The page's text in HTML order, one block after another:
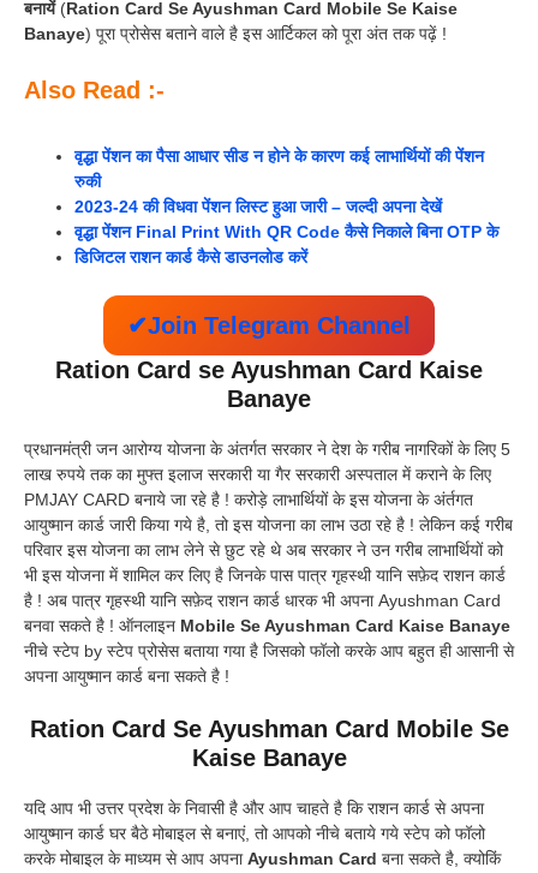
बनायें(Ration Card Se Ayushman Card Mobile Se Kaise
Banaye) पूरा प्रोसेस बताने वाले है इस आर्टिकल को पूरा अंत तक पढ़ें !
Also Read :-
वृद्धा पेंशन का पैसा आधार सीड न होने के कारण कई लाभार्थियों की पेंशन
रुकी
2023-24 की विधवा पेंशन लिस्ट हुआ जारी – जल्दी अपना देखें
वृद्धा पेंशन Final Print With QR Code कैसे निकाले बिना OTP के
डिजिटल राशन कार्ड कैसे डाउनलोड करें
✔Join Telegram Channel
Ration Card se Ayushman Card Kaise
Banaye
प्रधानमंत्री जन आरोग्य योजना के अंतर्गत सरकार ने देश के गरीब नागरिकों के लिए 5
लाख रुपये तक का मुफ्त इलाज सरकारी या गैर सरकारी अस्पताल में कराने के लिए
PMJAY CARD बनाये जा रहे है ! करोड़े लाभार्थियों के इस योजना के अंर्तगत
आयुष्मान कार्ड जारी किया गये है, तो इस योजना का लाभ उठा रहे है ! लेकिन कई गरीब
परिवार इस योजना का लाभ लेने से छुट रहे थे अब सरकार ने उन गरीब लाभार्थियों को
भी इस योजना में शामिल कर लिए है जिनके पास पात्र गृहस्थी यानि सफ़ेद राशन कार्ड
है ! अब पात्र गृहस्थी यानि सफ़ेद राशन कार्ड धारक भी अपना Ayushman Card
बनवा सकते है ! ऑनलाइन Mobile Se Ayushman Card Kaise Banaye
नीचे स्टेप by स्टेप प्रोसेस बताया गया है जिसको फॉलो करके आप बहुत ही आसानी से
अपना आयुष्मान कार्ड बना सकते है !
Ration Card Se Ayushman Card Mobile Se
Kaise Banaye
यदि आप भी उत्तर प्रदेश के निवासी है और आप चाहते है कि राशन कार्ड से अपना
आयुष्मान कार्ड घर बैठे मोबाइल से बनाएं, तो आपको नीचे बताये गये स्टेप को फॉलो
करके मोबाइल के माध्यम से आप अपनाAyushman Card बना सकते है, क्योकिं